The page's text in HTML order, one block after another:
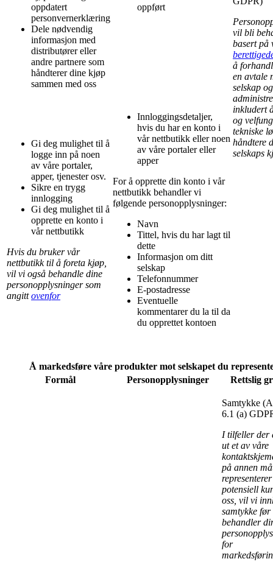
oppdatert
personvernerklæring
Dele nødvendig
informasjon med
distributører eller
andre partnere som
håndterer dine kjøp
sammen med oss
oppført
vil bli
basert på
å
en avtale
selskap
inkludert
og
tekniske
håndtere
selskaps
Gi deg mulighet til å
logge inn på noen
av våre portaler,
apper, tjenester osv.
Sikre en trygg
innlogging
Gi deg mulighet til å
opprette en konto i
vår nettbutikk
Hvis du bruker vår
nettbutikk til å foreta kjøp,
vil vi også behandle dine
personopplysninger som
angittovenfor
Innloggingsdetaljer,
hvis du har en konto i
vår nettbutikk eller noen
av våre portaler eller
apper
For å opprette din konto i vår
nettbutikk behandler vi
følgende personopplysninger:
Navn
Tittel, hvis du har lagt til
dette
Informasjon om ditt
selskap
Telefonnummer
E-postadresse
Eventuelle
kommentarer du la til da
du opprettet kontoen
Å markedsføre våre produkter mot selskapet du
Formål
Personopplysninger Rettslig
Samtykke
6.1 (a)
I tilfeller der
ut et av våre
på annen
potensiell
oss, vil vi
samtykke før
behandler
for